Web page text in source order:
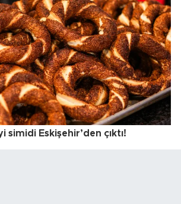
simidi Eskişehir’den çıktı!